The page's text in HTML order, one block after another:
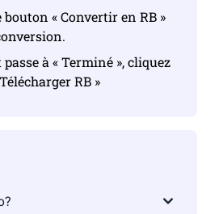
« Convertir en RB »
passe à « Terminé », cliquez
RB »